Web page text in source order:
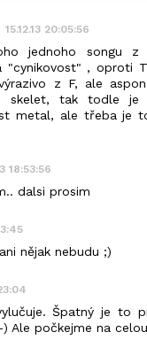
15.12.13 20:05:56
jednoho songu z
"cynikovost" , oproti
z F, ale
skelet, tak todle je
metal, ale třeba je
18:53:56
dalsi prosim
nějak nebudu ;)
Špatný je to
Ale počkejme na